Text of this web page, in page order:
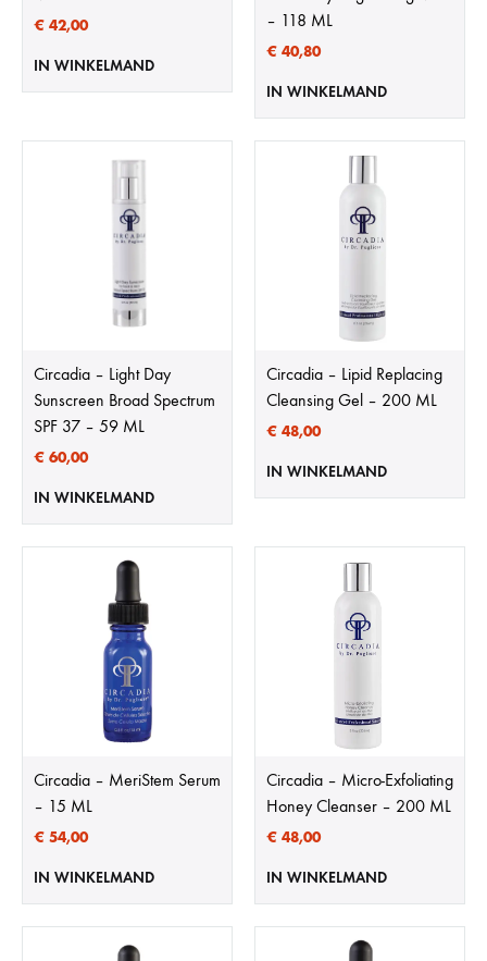
€ 42,00
IN WINKELMAND
– 118 ML
€ 40,80
IN WINKELMAND
Circadia – Light Day
Sunscreen Broad Spectrum
SPF 37 – 59 ML
€ 60,00
IN WINKELMAND
Circadia – Lipid Replacing
Cleansing Gel – 200 ML
€ 48,00
IN WINKELMAND
Circadia – MeriStem Serum
– 15 ML
€ 54,00
IN WINKELMAND
Circadia – Micro-Exfoliating
Honey Cleanser – 200 ML
€ 48,00
IN WINKELMAND